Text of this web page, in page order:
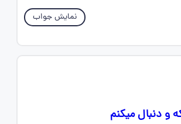
نمایش جواب
و دنبال میکنم